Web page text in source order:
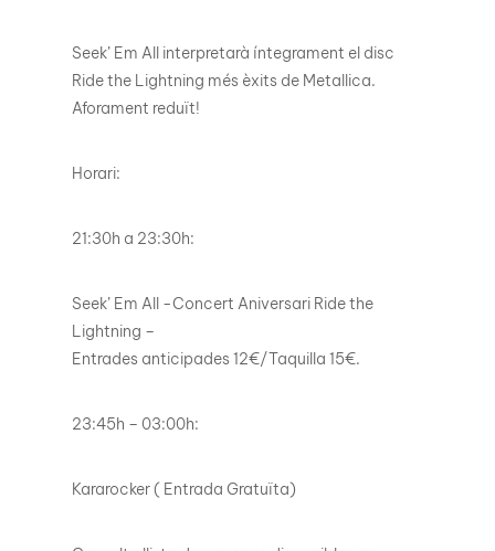
Seek’ Em All interpretarà íntegrament el disc
Ride the Lightning més èxits de Metallica.
Aforament reduït!
Horari:
21:30h a 23:30h:
Seek’ Em All -Concert Aniversari Ride the
Lightning –
Entrades anticipades 12€/Taquilla 15€.
23:45h – 03:00h:
Kararocker ( Entrada Gratuïta)